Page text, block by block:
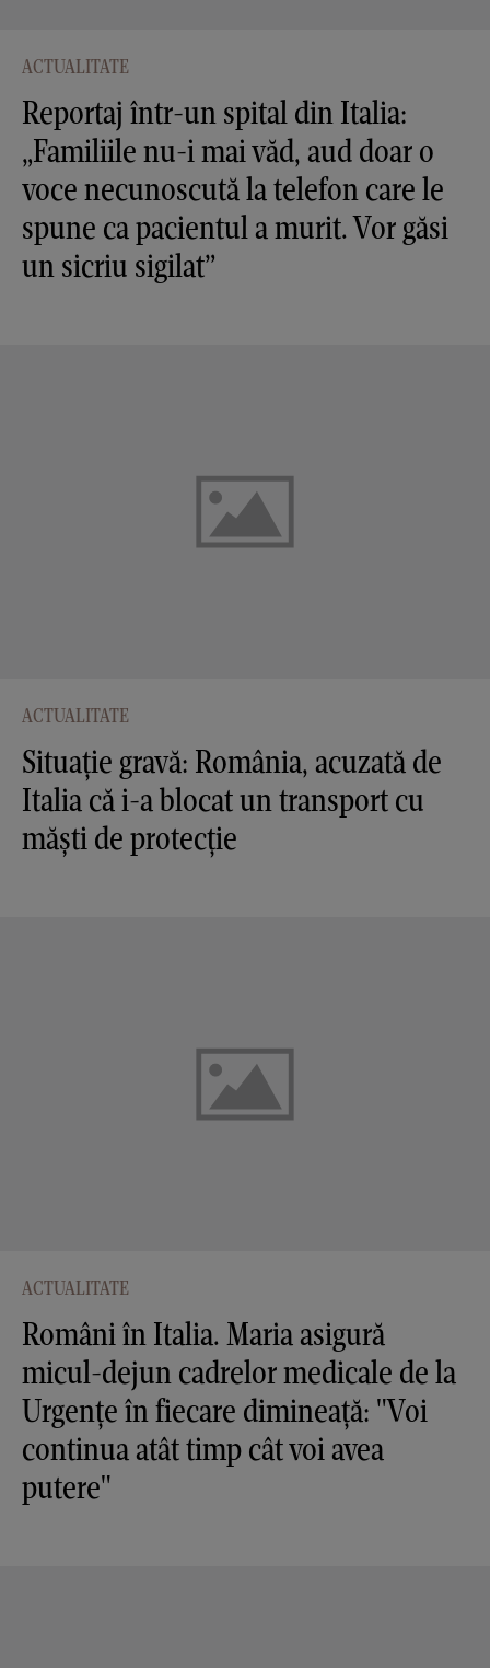
ACTUALITATE
Reportaj într-un spital din Italia:
„Familiile nu-i mai văd, aud doar o
voce necunoscută la telefon care le
spune ca pacientul a murit. Vor găsi
un sicriu sigilat”
ACTUALITATE
Situație gravă: România, acuzată de
Italia că i-a blocat un transport cu
măști de protecție
ACTUALITATE
Români în Italia. Maria asigură
micul-dejun cadrelor medicale de la
Urgențe în fiecare dimineață: "Voi
continua atât timp cât voi avea
putere"